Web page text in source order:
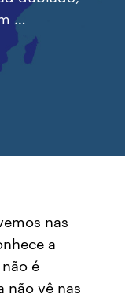
…
nas
a
é
não vê nas